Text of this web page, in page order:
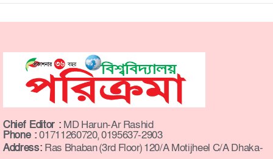
Chief Editor : MD Harun-Ar Rashid
Phone :01711260720, 0195637-2903
Address: Ras Bhaban (3rd Floor) 120/A Motijheel C/A Dhaka-